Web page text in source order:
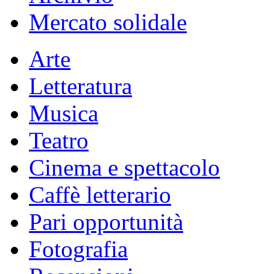
Mercato solidale
Arte
Letteratura
Musica
Teatro
Cinema e spettacolo
Caffè letterario
Pari opportunità
Fotografia